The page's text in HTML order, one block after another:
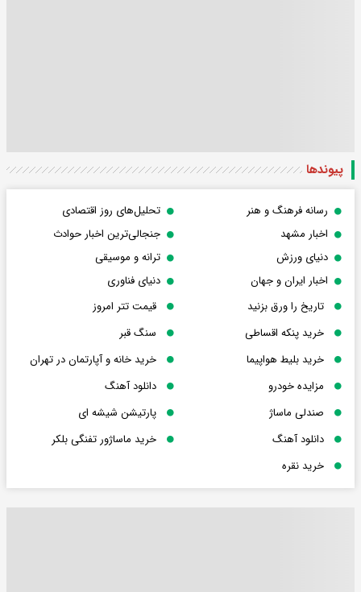
پیوندها
رسانه فرهنگ و هنر
تحلیل‌های روز اقتصادی
اخبار مشهد
جنجالی‌ترین اخبار حوادث
دنیای ورزش
ترانه و موسیقی
اخبار ایران و جهان
دنیای فناوری
تاریخ را ورق بزنید
قیمت تتر امروز
خرید پنکه اقساطی
سنگ قبر
خرید بلیط هواپیما
خرید خانه و آپارتمان در تهران
مزایده خودرو
دانلود آهنگ
صندلی ماساژ
پارتیشن شیشه ای
دانلود آهنگ
خرید ماساژور تفنگی بلکر
خرید نقره